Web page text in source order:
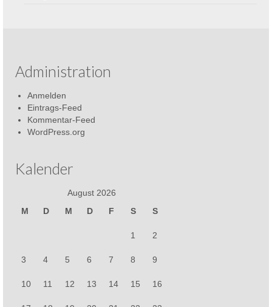
Administration
Anmelden
Eintrags-Feed
Kommentar-Feed
WordPress.org
Kalender
August 2026
M
D M D F S S
1 2
3 4 5 6 7 8 9
10 11 12 13 14 15 16